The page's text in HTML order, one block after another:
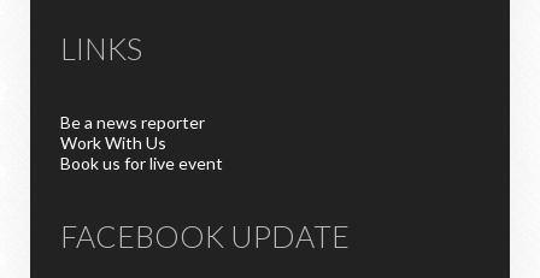
LINKS
Be a news reporter
Work With Us
Book us for live event
FACEBOOK UPDATE